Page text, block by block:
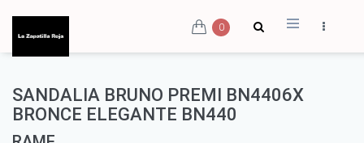
0
SANDALIA BRUNO PREMI BN4406X
BRONCE ELEGANTE BN440